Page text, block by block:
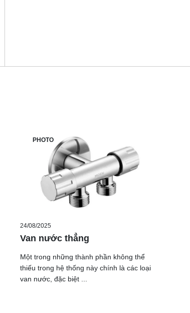
PHOTO
24/08/2025
Van nước thẳng
Một trong những thành phần không thể
thiếu trong hệ thống này chính là các loại
van nước, đặc biệt ...